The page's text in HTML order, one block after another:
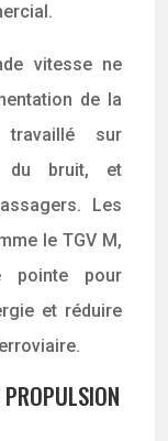
vitesse ne
de la
sur
du bruit, et
Les
le TGV M,
pointe pour
et réduire